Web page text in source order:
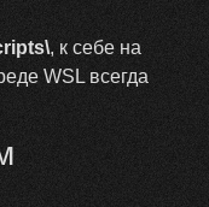
, к себе на
WSL всегда